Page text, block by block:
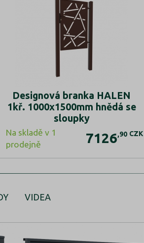
Designová branka HALEN
1kř. 1000x1500mm hnědá se
sloupky
Na skladě v 1
prodejně
7126,90 CZK
VIDEA